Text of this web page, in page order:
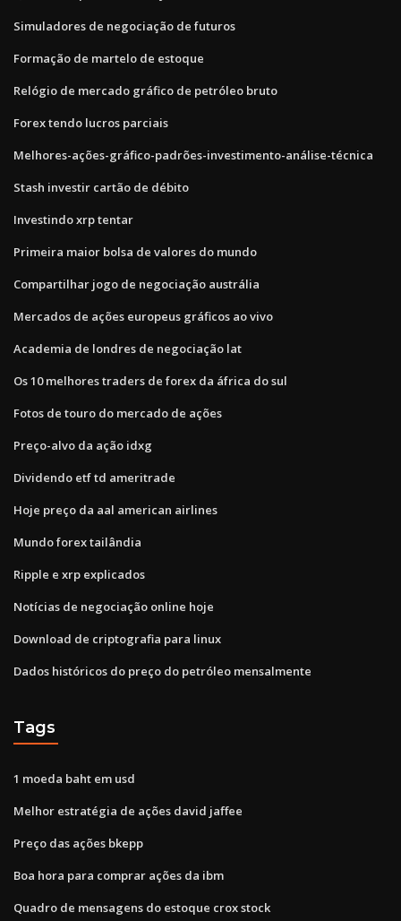
Simuladores de negociação de futuros
Formação de martelo de estoque
Relógio de mercado gráfico de petróleo bruto
Forex tendo lucros parciais
Melhores-ações-gráfico-padrões-investimento-análise-técnica
Stash investir cartão de débito
Investindo xrp tentar
Primeira maior bolsa de valores do mundo
Compartilhar jogo de negociação austrália
Mercados de ações europeus gráficos ao vivo
Academia de londres de negociação lat
Os 10 melhores traders de forex da áfrica do sul
Fotos de touro do mercado de ações
Preço-alvo da ação idxg
Dividendo etf td ameritrade
Hoje preço da aal american airlines
Mundo forex tailândia
Ripple e xrp explicados
Notícias de negociação online hoje
Download de criptografia para linux
Dados históricos do preço do petróleo mensalmente
Tags
1 moeda baht em usd
Melhor estratégia de ações david jaffee
Preço das ações bkepp
Boa hora para comprar ações da ibm
Quadro de mensagens do estoque crox stock